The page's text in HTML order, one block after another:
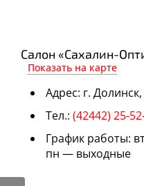
Салон «Сахалин-
Показать на карте
Адрес: г.
Тел.: (42442) 25-
График работы:
пн — выходные